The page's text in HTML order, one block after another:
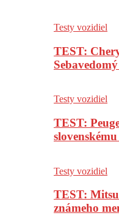
Testy vozidiel
TEST:
Testy vozidiel
TEST:
Testy vozidiel
TEST:
známeho